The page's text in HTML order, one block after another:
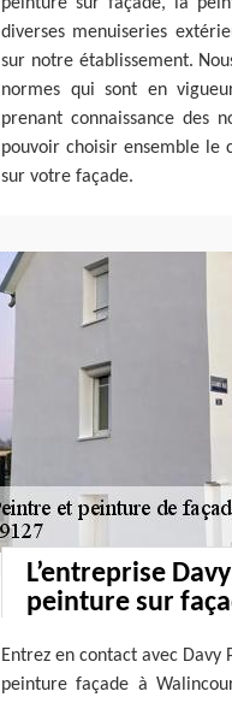
diverses menuiseries
sur notre établissement.
normes qui sont en
prenant connaissance des
pouvoir choisir ensemble le
sur votre façade.
L’entreprise
peinture sur
Entrez en contact avec Davy
peinture façade à